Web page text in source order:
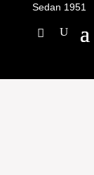
Sedan 1951